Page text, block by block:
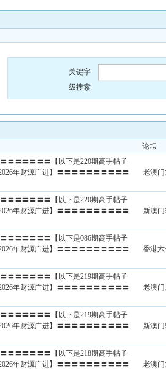
关键字
级搜索
论坛
〓〓〓〓〓〓【以下是220期高手帖子
年财源广进】〓〓〓〓〓〓〓〓〓〓
老澳
〓〓〓〓〓〓【以下是220期高手帖子
年财源广进】〓〓〓〓〓〓〓〓〓〓
新澳
〓〓〓〓〓〓【以下是086期高手帖子
年财源广进】〓〓〓〓〓〓〓〓〓〓
香港
〓〓〓〓〓〓【以下是219期高手帖子
年财源广进】〓〓〓〓〓〓〓〓〓〓
老澳
〓〓〓〓〓〓【以下是219期高手帖子
年财源广进】〓〓〓〓〓〓〓〓〓〓
新澳
〓〓〓〓〓〓【以下是218期高手帖子
年财源广进】〓〓〓〓〓〓〓〓〓〓
老澳